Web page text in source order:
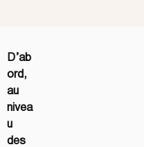
D’ab
ord,
au
nivea
u
des